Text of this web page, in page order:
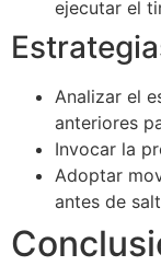
ejecutar el
Analizar el
anteriores
Invocar la
Adoptar
antes de